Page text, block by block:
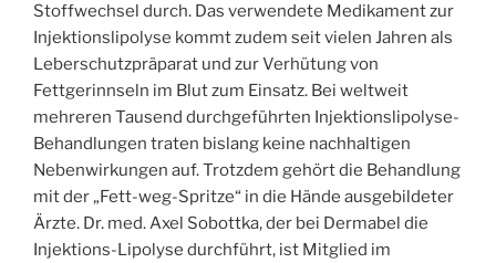
Stoffwechsel durch. Das verwendete Medikament zur
Injektionslipolyse kommt zudem seit vielen Jahren als
Leberschutzpräparat und zur Verhütung von
Fettgerinnseln im Blut zum Einsatz. Bei weltweit
mehreren Tausend durchgeführten Injektionslipolyse-
Behandlungen traten bislang keine nachhaltigen
Nebenwirkungen auf. Trotzdem gehört die Behandlung
mit der „Fett-weg-Spritze“ in die Hände ausgebildeter
Ärzte. Dr. med. Axel Sobottka, der bei Dermabel die
Injektions-Lipolyse durchführt, ist Mitglied im